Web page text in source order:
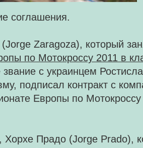
соглашения.
Zaragoza), который
по Мотокроссу 2011 в
с украинцем
подписал контракт с
Европы по
Хорхе Прадо (Jorge Prado),